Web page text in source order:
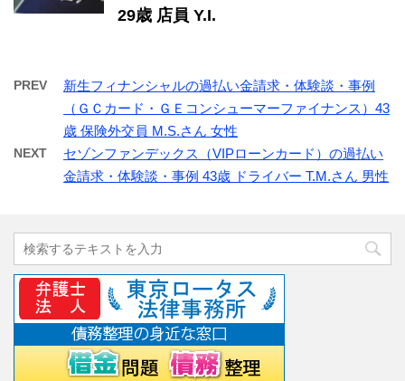
29歳 店員 Y.I.
PREV
新生フィナンシャルの過払い金請求・体験談・事例
（ＧＣカード・ＧＥコンシューマーファイナンス）43
歳 保険外交員 M.S.さん 女性
NEXT
セゾンファンデックス（VIPローンカード）の過払い
金請求・体験談・事例 43歳 ドライバー T.M.さん 男性